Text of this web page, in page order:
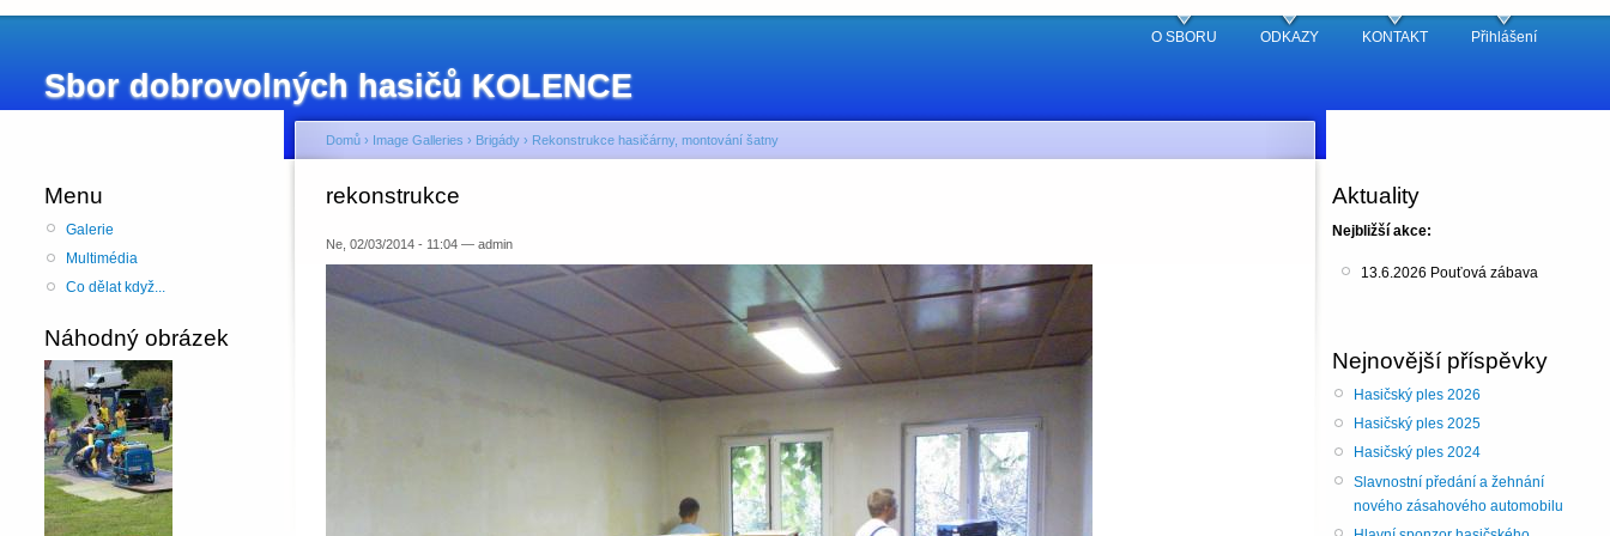
Sbor dobrovolných hasičů KOLENCE
O SBORU ODKAZY KONTAKT Přihlášení
Menu
Galerie
Multimédia
Co dělat když...
Náhodný obrázek
Domů › Image Galleries › Brigády › Rekonstrukce hasičárny, montování šatny
rekonstrukce
Ne, 02/03/2014 - 11:04 — admin
Aktuality
Nejbližší akce:
13.6.2026 Pouťová zábava
Nejnovější příspěvky
Hasičský ples 2026
Hasičský ples 2025
Hasičský ples 2024
Slavnostní předání a žehnání
nového zásahového automobilu